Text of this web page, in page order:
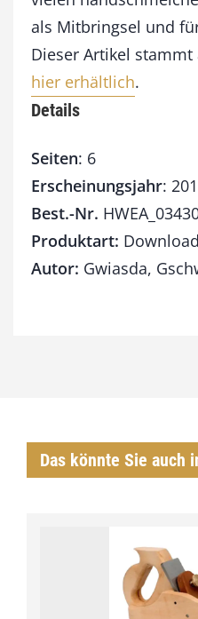
als Mitbringsel und
Dieser Artikel stammt
hier erhältlich.
Details
Seiten: 6
Erscheinungsjahr:
Best.-Nr.
Produktart: Download
Autor: Gwiasda,
Das könnte Sie auch